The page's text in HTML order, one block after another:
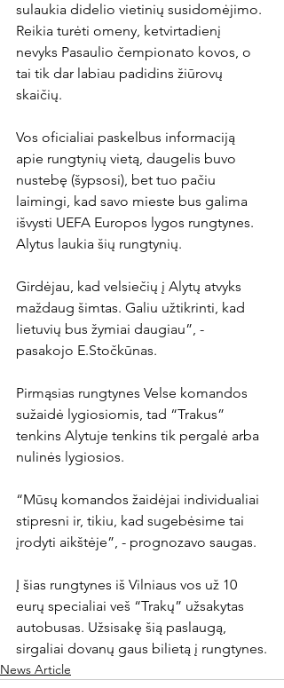
sulaukia didelio vietinių susidomėjimo.
Reikia turėti omeny, ketvirtadienį
nevyks Pasaulio čempionato kovos, o
tai tik dar labiau padidins žiūrovų
skaičių.
Vos oficialiai paskelbus informaciją
apie rungtynių vietą, daugelis buvo
nustebę (šypsosi), bet tuo pačiu
laimingi, kad savo mieste bus galima
išvysti UEFA Europos lygos rungtynes.
Alytus laukia šių rungtynių.
Girdėjau, kad velsiečių į Alytų atvyks
maždaug šimtas. Galiu užtikrinti, kad
lietuvių bus žymiai daugiau”, -
pasakojo E.Stočkūnas.
Pirmąsias rungtynes Velse komandos
sužaidė lygiosiomis, tad “Trakus”
tenkins Alytuje tenkins tik pergalė arba
nulinės lygiosios.
“Mūsų komandos žaidėjai individualiai
stipresni ir, tikiu, kad sugebėsime tai
įrodyti aikštėje”, - prognozavo saugas.
Į šias rungtynes iš Vilniaus vos už 10
eurų specialiai veš “Trakų” užsakytas
autobusas. Užsisakę šią paslaugą,
sirgaliai dovanų gaus bilietą į rungtynes.
News Article